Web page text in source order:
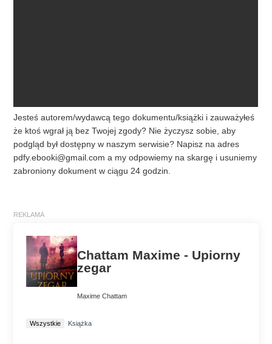
Jesteś autorem/wydawcą tego dokumentu/książki i zauważyłeś
że ktoś wgrał ją bez Twojej zgody? Nie życzysz sobie, aby
podgląd był dostępny w naszym serwisie? Napisz na adres
pdfy.ebooki@gmail.com a my odpowiemy na skargę i usuniemy
zabroniony dokument w ciągu 24 godzin.